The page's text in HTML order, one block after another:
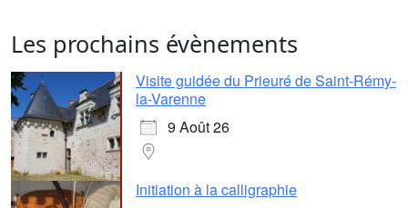
Les prochains évènements
Visite guidée du Prieuré de Saint-Rémy-
la-Varenne
9 Août 26
Initiation à la calligraphie